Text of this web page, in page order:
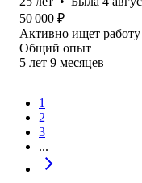
50 000 ₽
Активно ищет работу
Общий опыт
5 лет 9 месяцев
1
2
3
...